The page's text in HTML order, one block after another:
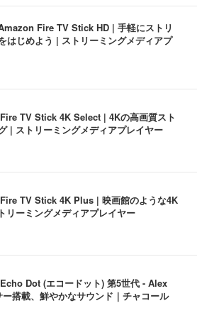
Amazon Fire TV Stick HD | 手軽にストリ
はじめよう | ストリーミングメディアプ
TV Stick 4K Select | 4Kの高画質スト
| ストリーミングメディアプレイヤー
TV Stick 4K Plus | 映画館のような4K
リーミングメディアプレイヤー
Dot (エコードット) 第5世代 - Alex
搭載、鮮やかなサウンド｜チャコール